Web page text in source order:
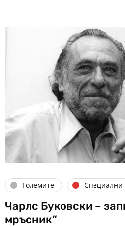
Големите Специални
Чарлс Буковски –
мръсник“